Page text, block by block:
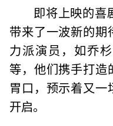
即将上映的喜
带来了一波新的期
力派演员，如乔
等，他们携手打造
胃口，预示着又
开启。